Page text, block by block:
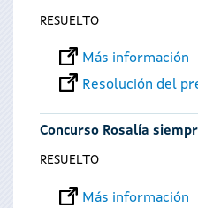
RESUELTO
Más información
Resolución del
Concurso Rosalía
RESUELTO
Más información